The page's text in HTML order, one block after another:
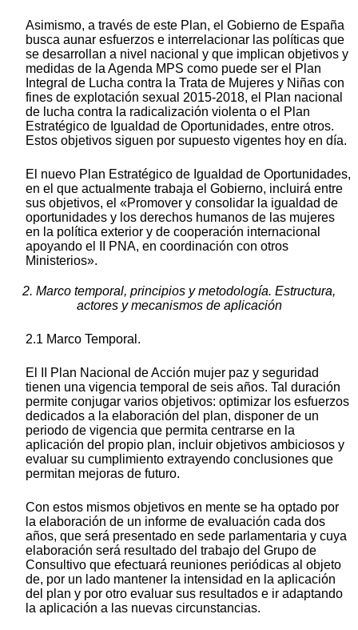
Asimismo, a través de este Plan, el Gobierno de España
busca aunar esfuerzos e interrelacionar las políticas que
se desarrollan a nivel nacional y que implican objetivos y
medidas de la Agenda MPS como puede ser el Plan
Integral de Lucha contra la Trata de Mujeres y Niñas con
fines de explotación sexual 2015-2018, el Plan nacional
de lucha contra la radicalización violenta o el Plan
Estratégico de Igualdad de Oportunidades, entre otros.
Estos objetivos siguen por supuesto vigentes hoy en día.
El nuevo Plan Estratégico de Igualdad de Oportunidades,
en el que actualmente trabaja el Gobierno, incluirá entre
sus objetivos, el «Promover y consolidar la igualdad de
oportunidades y los derechos humanos de las mujeres
en la política exterior y de cooperación internacional
apoyando el II PNA, en coordinación con otros
Ministerios».
2. Marco temporal, principios y metodología. Estructura,
actores y mecanismos de aplicación
2.1 Marco Temporal.
El II Plan Nacional de Acción mujer paz y seguridad
tienen una vigencia temporal de seis años. Tal duración
permite conjugar varios objetivos: optimizar los esfuerzos
dedicados a la elaboración del plan, disponer de un
periodo de vigencia que permita centrarse en la
aplicación del propio plan, incluir objetivos ambiciosos y
evaluar su cumplimiento extrayendo conclusiones que
permitan mejoras de futuro.
Con estos mismos objetivos en mente se ha optado por
la elaboración de un informe de evaluación cada dos
años, que será presentado en sede parlamentaria y cuya
elaboración será resultado del trabajo del Grupo de
Consultivo que efectuará reuniones periódicas al objeto
de, por un lado mantener la intensidad en la aplicación
del plan y por otro evaluar sus resultados e ir adaptando
la aplicación a las nuevas circunstancias.